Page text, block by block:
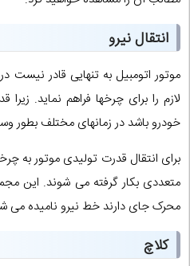
انتقال نیرو
موتور اتومبیل به تنهایی قادر نیست
لازم را برای چرخها فراهم نماید.
خودرو باشد در زمانهای مختلف بطور
برای انتقال قدرت تولیدی موتور به
متعددی بکار گرفته می شوند. این
محرک جای دارند خط نیرو نامیده می
کلاچ